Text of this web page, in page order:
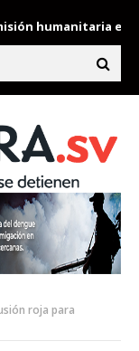
humanitaria
roja para